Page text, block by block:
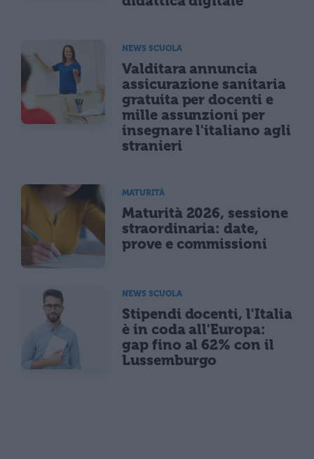
NEWS SCUOLA
Valditara annuncia
assicurazione sanitaria
gratuita per docenti e
mille assunzioni per
insegnare l'italiano agli
stranieri
MATURITÀ
Maturità 2026, sessione
straordinaria: date,
prove e commissioni
NEWS SCUOLA
Stipendi docenti, l'Italia
è in coda all'Europa:
gap fino al 62% con il
Lussemburgo